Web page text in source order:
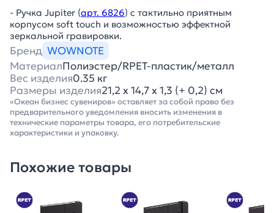
- Ручка Jupiter (арт. 6826) с тактильно приятным
корпусом soft touch и возможностью эффектной
зеркальной гравировки.
Бренд WOWNOTE
МатериалПолиэстер/RPET-пластик/металл
Вес изделия0.35 кг
Размеры изделия21,2 х 14,7 х 1,3 (+ 0,2) см
«Океан бизнес сувениров» оставляет за собой право без
предварительного уведомления вносить изменения в
технические параметры товара, его потребительские
характеристики и упаковку.
Похожие товары